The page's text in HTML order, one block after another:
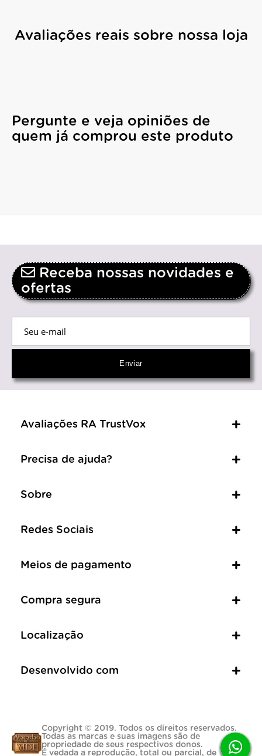
Avaliações reais sobre nossa loja
Pergunte e veja opiniões de
quem já comprou este produto
Receba nossas novidades e
ofertas
Avaliações RA TrustVox
Precisa de ajuda?
Sobre
Redes Sociais
Meios de pagamento
Compra segura
Localização
Desenvolvido com
Copyright © 2019. Todos os direitos reservados.
Todas as marcas e suas imagens são de
propriedade de seus respectivos donos.
É vedada a reprodução, total ou parcial, de